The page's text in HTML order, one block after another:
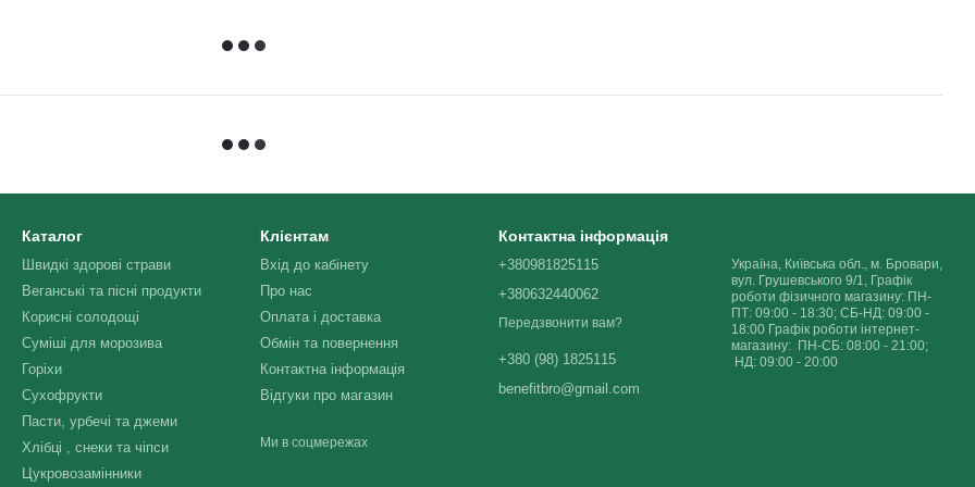
Каталог
Швидкі здорові страви
Веганські та пісні продукти
Корисні солодощі
Суміші для морозива
Горіхи
Сухофрукти
Пасти, урбечі та джеми
Хлібці , снеки та чіпси
Цукровозамінники
Клієнтам
Вхід до кабінету
Про нас
Оплата і доставка
Обмін та повернення
Контактна інформація
Відгуки про магазин
Ми в соцмережах
Контактна інформація
+380981825115
+380632440062
Передзвонити вам?
+380 (98) 1825115
benefitbro@gmail.com
Україна, Київська обл., м. Бровари,
вул. Грушевського 9/1, Графік
роботи фізичного магазину: ПН-
ПТ: 09:00 - 18:30; СБ-НД: 09:00 -
18:00 Графік роботи інтернет-
магазину: ПН-СБ: 08:00 - 21:00;
НД: 09:00 - 20:00